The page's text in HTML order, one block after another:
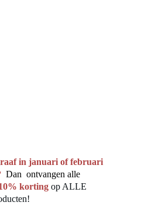
in januari of februari
Dan  ontvangen alle
korting op ALLE